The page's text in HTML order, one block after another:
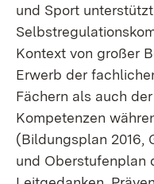
und Sport
Kontext von großer
Erwerb der
Fächern als auch
Kompetenzen
(Bildungsplan 2016,
und Oberstufenplan